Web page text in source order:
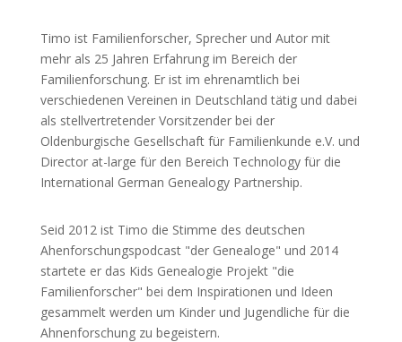
Timo ist Familienforscher, Sprecher und Autor mit
mehr als 25 Jahren Erfahrung im Bereich der
Familienforschung. Er ist im ehrenamtlich bei
verschiedenen Vereinen in Deutschland tätig und dabei
als stellvertretender Vorsitzender bei der
Oldenburgische Gesellschaft für Familienkunde e.V. und
Director at-large für den Bereich Technology für die
International German Genealogy Partnership.
Seid 2012 ist Timo die Stimme des deutschen
Ahenforschungspodcast "der Genealoge" und 2014
startete er das Kids Genealogie Projekt "die
Familienforscher" bei dem Inspirationen und Ideen
gesammelt werden um Kinder und Jugendliche für die
Ahnenforschung zu begeistern.